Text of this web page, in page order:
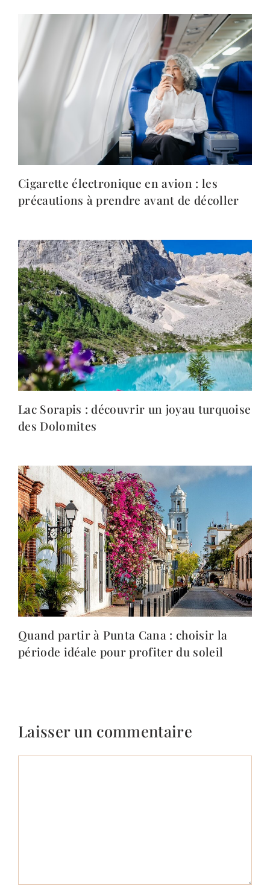
Cigarette électronique en avion : les
précautions à prendre avant de décoller
Lac Sorapis : découvrir un joyau turquoise
des Dolomites
Quand partir à Punta Cana : choisir la
période idéale pour profiter du soleil
Laisser un commentaire